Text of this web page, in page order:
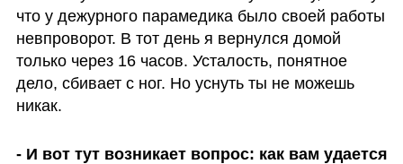
что у дежурного парамедика было своей работы
невпроворот. В тот день я вернулся домой
только через 16 часов. Усталость, понятное
дело, сбивает с ног. Но уснуть ты не можешь
никак.
- И вот тут возникает вопрос: как вам удается